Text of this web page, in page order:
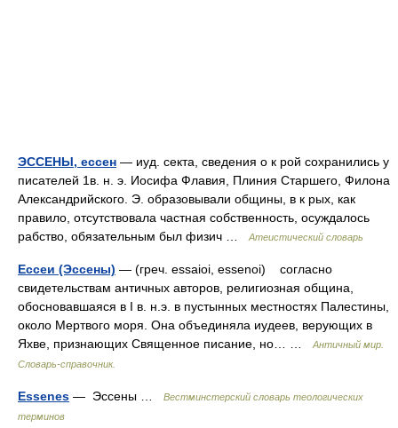
ЭССЕНЫ, ессен — иуд. секта, сведения о к рой сохранились у
писателей 1в. н. э. Иосифа Флавия, Плиния Старшего, Филона
Александрийского. Э. образовывали общины, в к рых, как
правило, отсутствовала частная собственность, осуждалось
рабство, обязательным был физич …
Атеистический словарь
Ессеи (Эссены) — (греч. essaioi, essenoi) согласно
свидетельствам античных авторов, религиозная община,
обосновавшаяся в I в. н.э. в пустынных местностях Палестины,
около Мертвого моря. Она объединяла иудеев, верующих в
Яхве, признающих Священное писание, но… …
Античный мир.
Словарь-справочник.
Essenes — Эссены …
Вестминстерский словарь теологических
терминов